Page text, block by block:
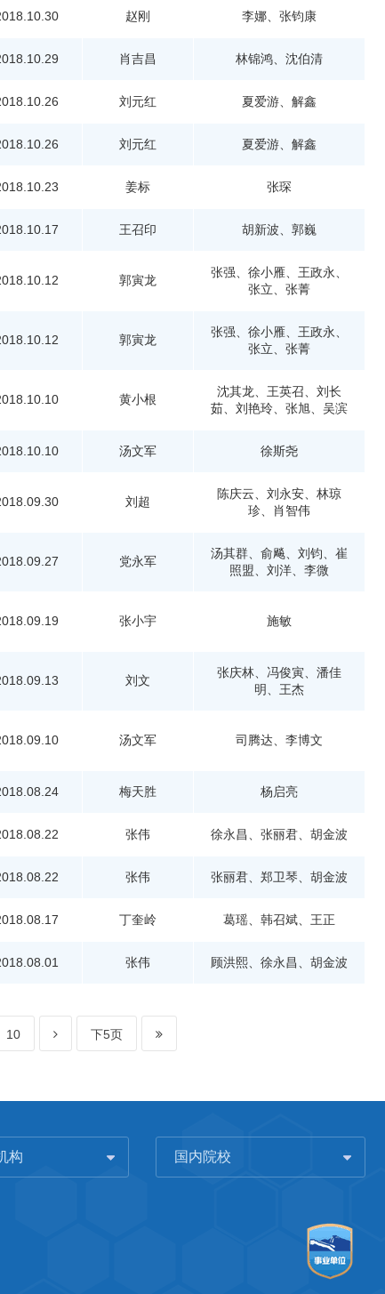
赵刚 李娜、张钧康
肖吉昌 林锦鸿、沈伯清
刘元红 夏爱游、解鑫
刘元红 夏爱游、解鑫
姜标 张琛
王召印 胡新波、郭巍
郭寅龙
张强、徐小雁、王政永、
张立、张菁
郭寅龙
张强、徐小雁、王政永、
张立、张菁
黄小根
沈其龙、王英召、刘长
茹、刘艳玲、张旭、吴滨
汤文军 徐斯尧
刘超
陈庆云、刘永安、林琼
珍、肖智伟
党永军
汤其群、俞飚、刘钧、崔
照盟、刘洋、李微
张小宇 施敏
刘文
张庆林、冯俊寅、潘佳
明、王杰
汤文军 司腾达、李博文
梅天胜 杨启亮
张伟 徐永昌、张丽君、胡金波
张伟 张丽君、郑卫琴、胡金波
丁奎岭 葛瑶、韩召斌、王正
张伟 顾洪熙、徐永昌、胡金波
10 下5页
构 国内院校